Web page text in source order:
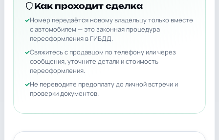
Как проходит сделка
Номер передаётся новому владельцу только вместе
с автомобилем — это законная процедура
переоформления в ГИБДД.
Свяжитесь с продавцом по телефону или через
сообщения, уточните детали и стоимость
переоформления.
Не переводите предоплату до личной встречи и
проверки документов.